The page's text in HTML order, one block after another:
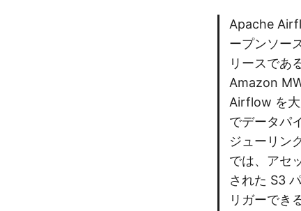
Apache
ープンソー
リースであ
Amazon
Airflow を大
でデータパ
ジューリン
では、アセ
された S3
リガーでき